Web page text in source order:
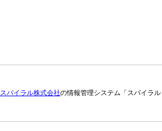
スパイラル株式会社の情報管理システム「スパイラ